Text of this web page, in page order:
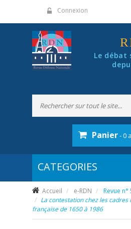
Connexion
Le débat
Panier- 0
Accueil e-RDN
Revue n°
La contestation chez les cadres
française de 1650 à 1986